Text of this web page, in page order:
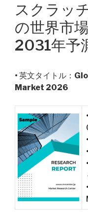
スクラッ
の世界市
2031年予
• 英文タイトル：
Market 2026